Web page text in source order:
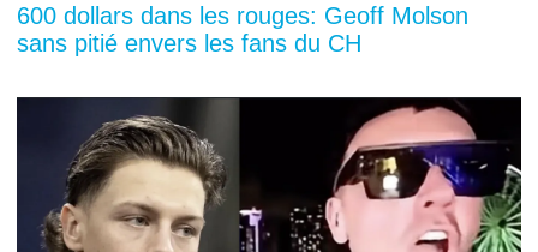
600 dollars dans les rouges: Geoff Molson
sans pitié envers les fans du CH